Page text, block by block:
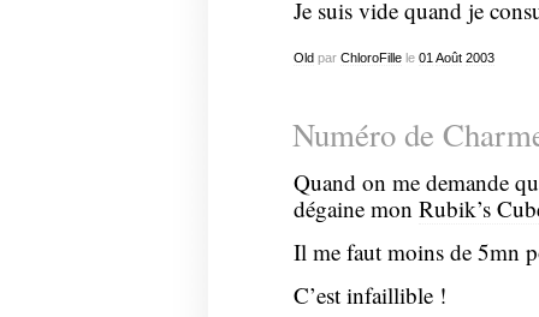
Je suis vide quand je
Old par ChloroFillele 01 Août 2003
Numéro de
Quand on me demande
dégaine mon Rubik’s
Il me faut moins de 5mn
C’est infaillible !